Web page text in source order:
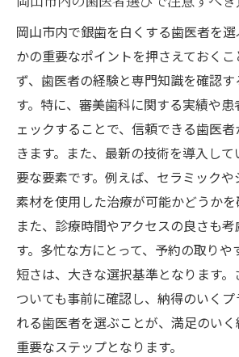
岡山市内で銀歯を白くする歯医者を
かの重要なポイントを押さえておくこ
ず、歯医者の経験と専門知識を確認
す。特に、審美歯科に関する実績や
ェックすることで、信頼できる歯医
きます。また、最新の技術を導入し
要な要素です。例えば、セラミック
素材を使用した治療が可能かどうかを
また、診療時間やアクセスの良さも
す。多忙な方にとって、予約の取りや
短さは、大きな選択基準となります
ついても事前に確認し、納得のいくプ
れる歯医者を選ぶことが、満足のい
重要なステップとなります。